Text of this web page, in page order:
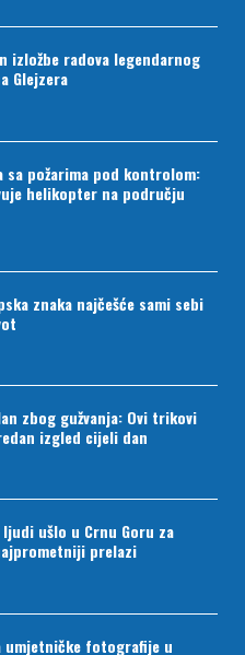
izložbe radova legendarnog
Glejzera
sa požarima pod kontrolom:
helikopter na području
znaka najčešće sami sebi
zbog gužvanja: Ovi trikovi
izgled cijeli dan
ušlo u Crnu Goru za
prelazi
umjetničke fotografije u